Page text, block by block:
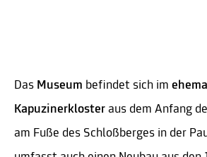
Das Museum befindet sich im
Kapuzinerkloster aus dem Anfang
am Fuße des Schloßberges in der